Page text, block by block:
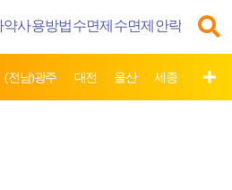
(전남)광주 대전 울산 세종 제주